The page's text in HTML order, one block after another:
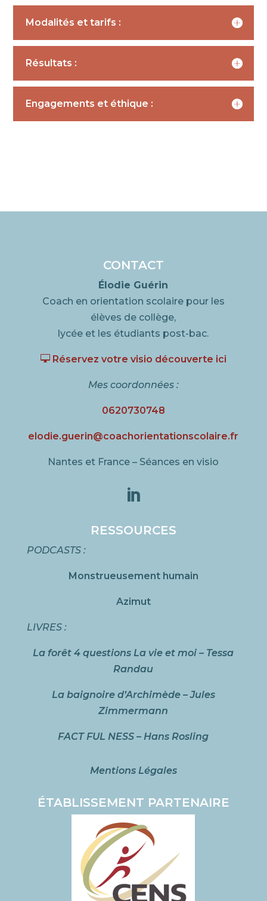
Modalités et tarifs :
Résultats :
Engagements et éthique :
CONTACT
Élodie Guérin
Coach en orientation scolaire pour les
élèves de collège,
lycée et les étudiants post-bac.
Réservez votre visio découverte ici
Mes coordonnées :
0620730748
elodie.guerin@coachorientationscolaire.fr
Nantes et France – Séances en visio

RESSOURCES
PODCASTS :
Monstrueusement humain
Azimut
LIVRES :
La forêt 4 questions La vie et moi – Tessa
Randau
La baignoire d’Archimède – Jules
Zimmermann
FACT FUL NESS – Hans Rosling
Mentions Légales
ÉTABLISSEMENT PARTENAIRE